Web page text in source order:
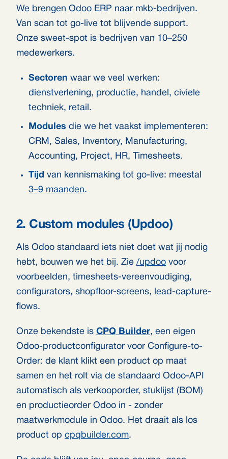
We brengen Odoo ERP naar mkb-bedrijven.
Van scan tot go-live tot blijvende support.
Onze sweet-spot is bedrijven van 10–250
medewerkers.
Sectoren waar we veel werken:
dienstverlening, productie, handel, civiele
techniek, retail.
Modules die we het vaakst implementeren:
CRM, Sales, Inventory, Manufacturing,
Accounting, Project, HR, Timesheets.
Tijd van kennismaking tot go-live: meestal
3–9 maanden.
2. Custom modules (Updoo)
Als Odoo standaard iets niet doet wat jij nodig
hebt, bouwen we het bij. Zie /updoo voor
voorbeelden, timesheets-vereenvoudiging,
configurators, shopfloor-screens, lead-capture-
flows.
Onze bekendste is CPQ Builder, een eigen
Odoo-productconfigurator voor Configure-to-
Order: de klant klikt een product op maat
samen en het rolt via de standaard Odoo-API
automatisch als verkooporder, stuklijst (BOM)
en productieorder Odoo in - zonder
maatwerkmodule in Odoo. Het draait als los
product op cpqbuilder.com.